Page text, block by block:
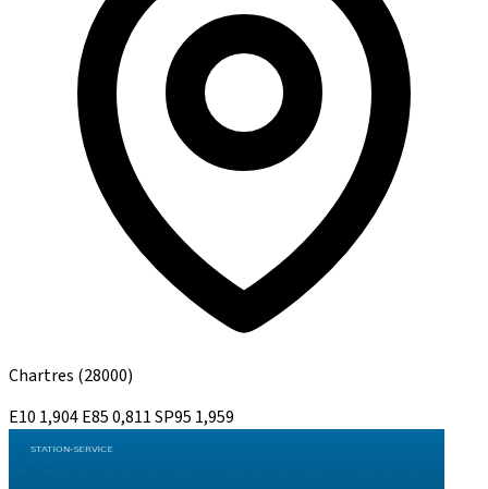
Chartres (28000)
E10 1,904E850,811SP95 1,959